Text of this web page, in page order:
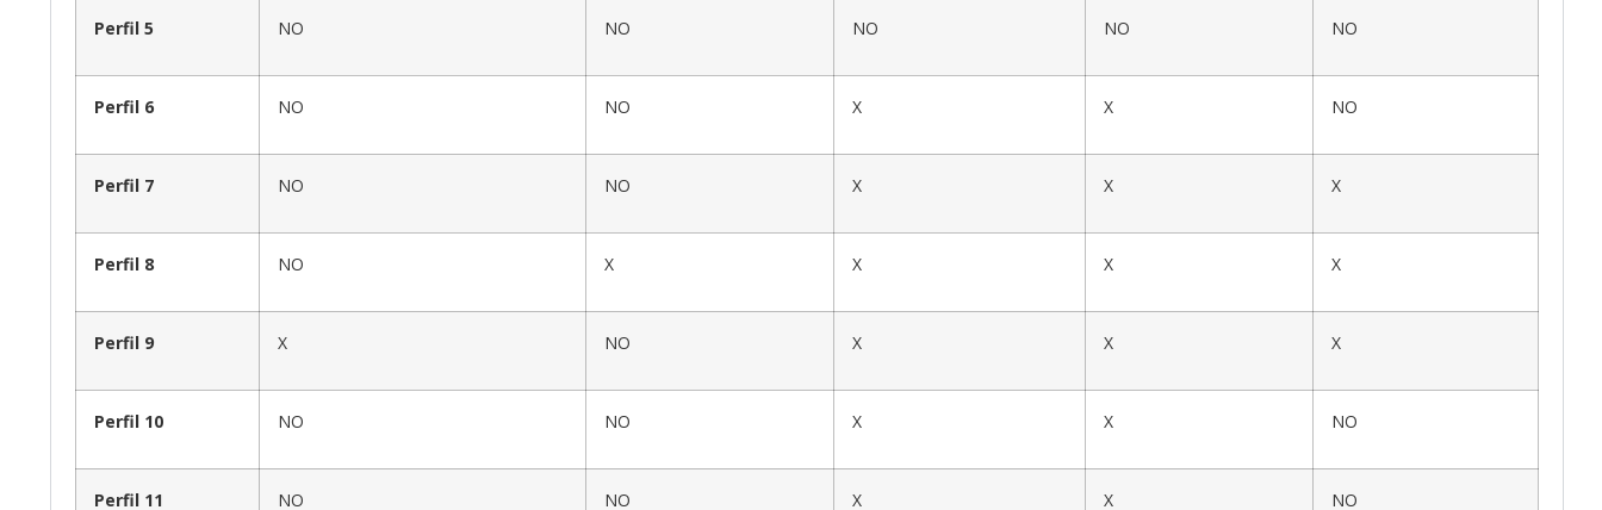
Perfil 5 NO NO NO NO NO
Perfil 6 NO NO X X NO
Perfil 7 NO NO X X X
Perfil 8 NO X X X X
Perfil 9 X NO X X X
Perfil 10 NO NO X X NO
Perfil 11 NO NO X X NO